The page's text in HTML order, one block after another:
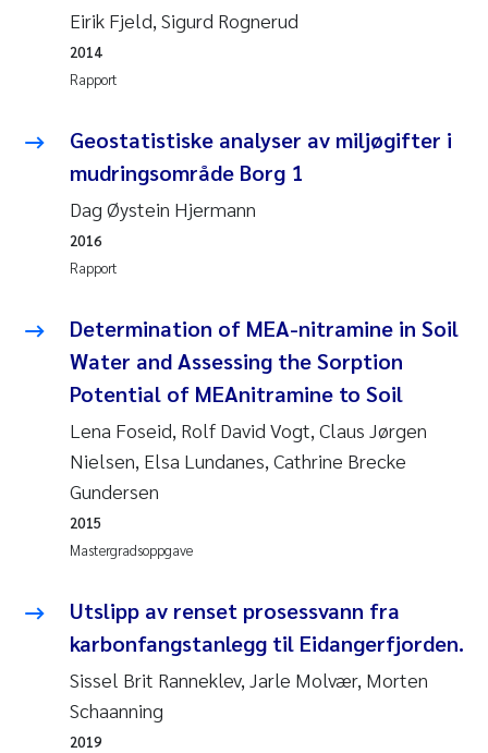
Samantha Goncalves Prat
Johnny Håll
Susanne Claudia Schneider
Marit Villø
Jonny Beyer
Nathalie Marquesin-Risbakk
Sophie Mentzel
Veronica Sæther Eftevåg
Valentina Elena Tartiu
Eirik Fjeld, Sigurd Rognerud
Rapport
2014
Geostatistiske analyser av miljøgifter i
mudringsområde Borg 1
Dag Øystein Hjermann
Rapport
2016
Determination of MEA-nitramine in Soil
Water and Assessing the Sorption
Potential of MEAnitramine to Soil
Lena Foseid, Rolf David Vogt, Claus Jørgen
Nielsen, Elsa Lundanes, Cathrine Brecke
Gundersen
Mastergradsoppgave
2015
Utslipp av renset prosessvann fra
karbonfangstanlegg til Eidangerfjorden.
Sissel Brit Ranneklev, Jarle Molvær, Morten
Schaanning
2019